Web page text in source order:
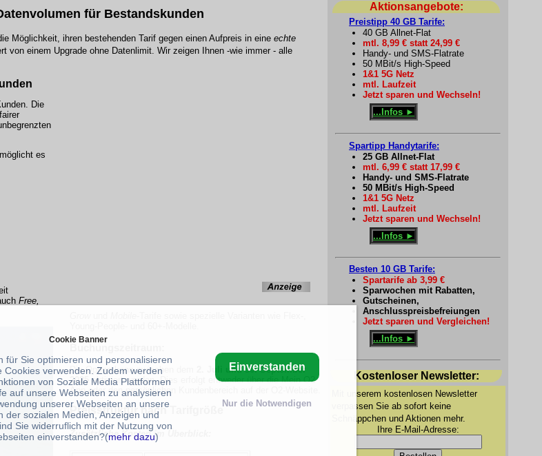
für Bestandskunden
Möglichkeit, ihren bestehenden Tarif gegen einen Aufpreis in eine echte
einem Upgrade ohne Datenlimit. Wir zeigen Ihnen -wie immer - alle
Die
es
Free,
Die Option kann zwischen dem
2. Juli und 30. September
2025 aktiviert werden. Dies erfolgt entweder über dieMein O2
Appoder den persönlichen Kundenbereich auf der O2-Website.
Preisstruktur nach Tarifgröße
Zusätzliche Kosten im Überblick:
Aktionsangebote:
Preistipp 40 GB Tarife:
40 GB Allnet-Flat
mtl. 8,99 € statt 24,99 €
Handy- und SMS-Flatrate
50 MBit/s High-Speed
1&1 5G Netz
mtl. Laufzeit
Jetzt sparen und Wechseln!
...Infos ►
Spartipp Handytarife:
25 GB Allnet-Flat
mtl. 6,99 € statt 17,99 €
Handy- und SMS-Flatrate
50 MBit/s High-Speed
1&1 5G Netz
mtl. Laufzeit
Jetzt sparen und Wechseln!
...Infos ►
Besten 10 GB Tarife:
Spartarife ab 3,99 €
Sparwochen mit Rabatten,
Gutscheinen,
Anschlusspreisbefreiungen
Jetzt sparen und Vergleichen!
...Infos ►
Kostenloser Newsletter:
Mit unserem kostenlosen Newsletter
verpassen Sie ab sofort keine
Schnäppchen und Aktionen mehr.
Ihre E-Mail-Adresse:
Cookie Banner
für Sie optimieren und personalisieren
Cookies verwenden. Zudem werden
von Soziale Media Plattformen
auf unsere Webseiten zu analysieren
unserer Webseiten an unsere
der sozialen Medien, Anzeigen und
Sie widerruflich mit der Nutzung von
einverstanden?(mehr dazu)
Einverstanden
Nur die Notwendigen